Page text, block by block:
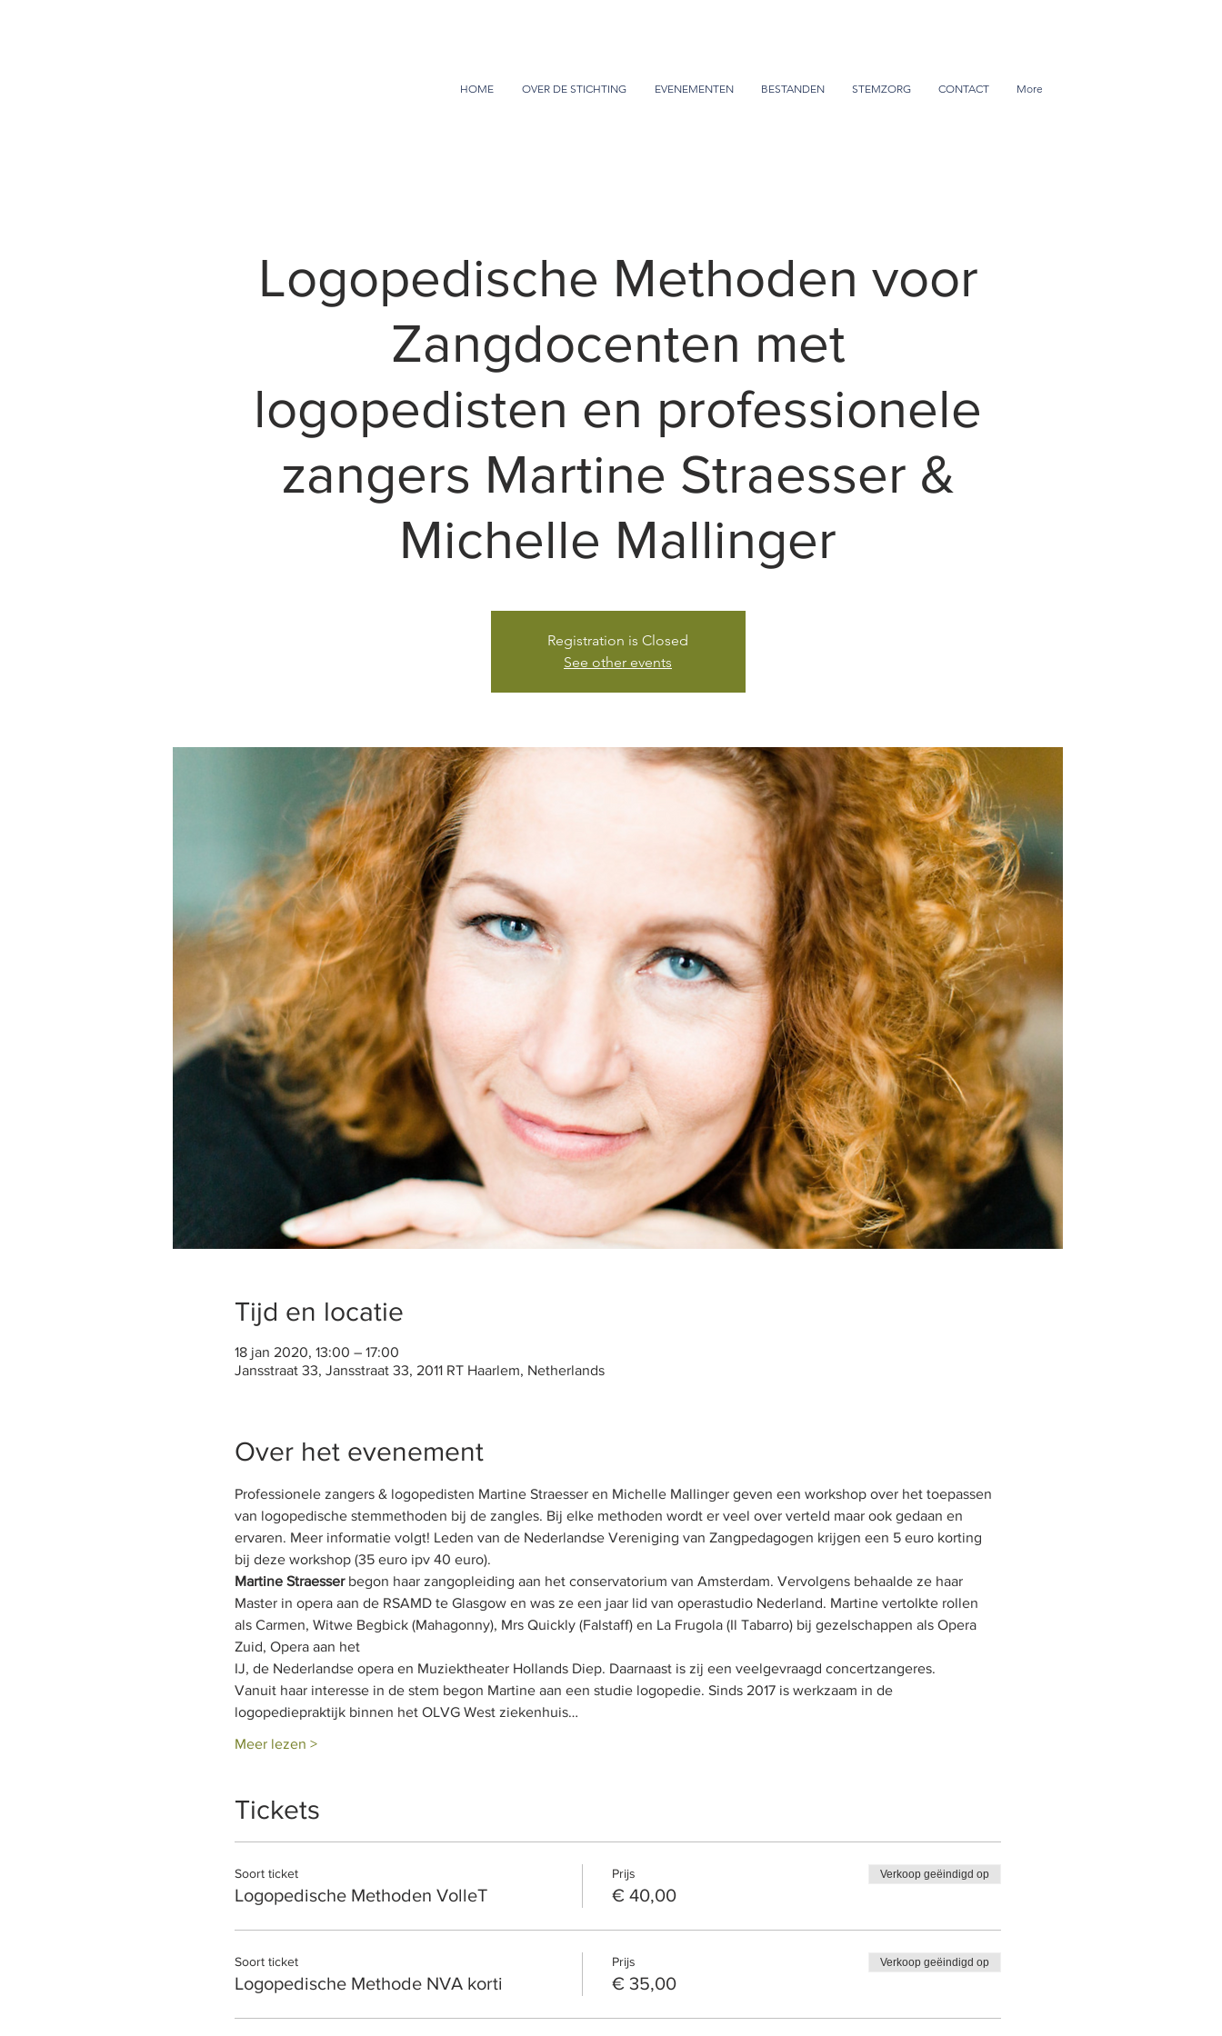
HOME OVER DE STICHTING EVENEMENTEN BESTANDEN STEMZORG CONTACT More
Logopedische Methoden voor
Zangdocenten met
logopedisten en professionele
zangers Martine Straesser &
Michelle Mallinger
Registration is Closed
See other events
Tijd en locatie
18 jan 2020, 13:00 – 17:00
Jansstraat 33, Jansstraat 33, 2011 RT Haarlem, Netherlands
Over het evenement
Professionele zangers & logopedisten Martine Straesser en Michelle Mallinger geven een workshop over het toepassen
van logopedische stemmethoden bij de zangles. Bij elke methoden wordt er veel over verteld maar ook gedaan en
ervaren. Meer informatie volgt! Leden van de Nederlandse Vereniging van Zangpedagogen krijgen een 5 euro korting
bij deze workshop (35 euro ipv 40 euro).
Martine Straesser begon haar zangopleiding aan het conservatorium van Amsterdam. Vervolgens behaalde ze haar
Master in opera aan de RSAMD te Glasgow en was ze een jaar lid van operastudio Nederland. Martine vertolkte rollen
als Carmen, Witwe Begbick (Mahagonny), Mrs Quickly (Falstaff) en La Frugola (Il Tabarro) bij gezelschappen als Opera
Zuid, Opera aan het
IJ, de Nederlandse opera en Muziektheater Hollands Diep. Daarnaast is zij een veelgevraagd concertzangeres.
Vanuit haar interesse in de stem begon Martine aan een studie logopedie. Sinds 2017 is werkzaam in de
logopediepraktijk binnen het OLVG West ziekenhuis…
Meer lezen >
Tickets
Soort ticket
Logopedische Methoden VolleT
Prijs
€ 40,00
Verkoop geëindigd op
Soort ticket
Logopedische Methode NVA korti
Prijs
€ 35,00
Verkoop geëindigd op